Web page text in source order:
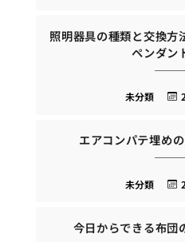
照明器具の種類と交換方
ペンダン
未分類
エアコンパテ埋め
未分類
今日からできる布団